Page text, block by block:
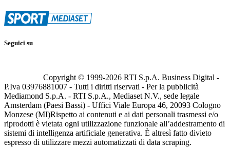
Seguici su
Copyright © 1999-2026 RTI S.p.A. Business Digital -
P.Iva 03976881007 - Tutti i diritti riservati - Per la pubblicità
Mediamond S.p.A. - RTI S.p.A., Mediaset N.V., sede legale
Amsterdam (Paesi Bassi) - Uffici Viale Europa 46, 20093 Cologno
Monzese (MI)Rispetto ai contenuti e ai dati personali trasmessi e/o
riprodotti è vietata ogni utilizzazione funzionale all’addestramento di
sistemi di intelligenza artificiale generativa. È altresì fatto divieto
espresso di utilizzare mezzi automatizzati di data scraping.